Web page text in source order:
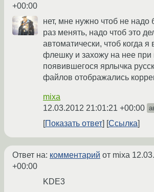
+00:00
нет, мне нужно чтоб не
раз менять, надо чтоб это
автоматически, чтоб когда я
флешку и захожу на нее
появившегося ярлычка
файлов отображались
mixa
12.03.2012 21:01:21 +00:00
Показать ответ Ссылка
Ответ на: комментарий от mixa
+00:00
KDE3